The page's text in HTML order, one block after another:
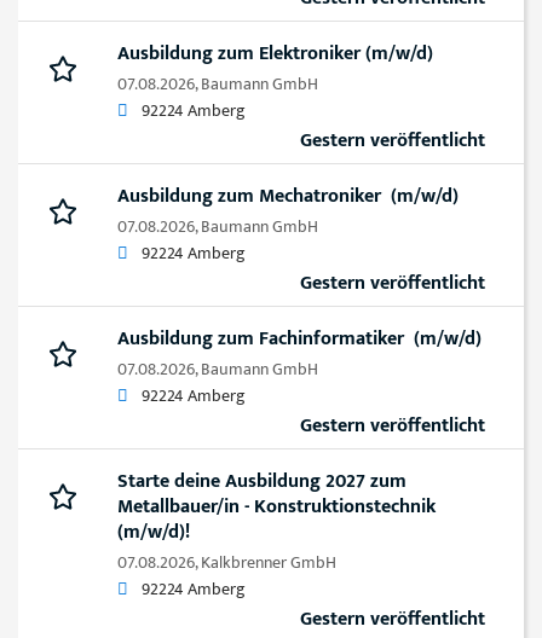
Ausbildung zum Elektroniker (m/w/d)
07.08.2026,Baumann GmbH
92224 Amberg
Gestern veröffentlicht
Ausbildung zum Mechatroniker (m/w/d)
07.08.2026,Baumann GmbH
92224 Amberg
Gestern veröffentlicht
Ausbildung zum Fachinformatiker (m/w/d)
07.08.2026,Baumann GmbH
92224 Amberg
Gestern veröffentlicht
Starte deine Ausbildung 2027 zum
Metallbauer/in - Konstruktionstechnik
(m/w/d)!
07.08.2026,Kalkbrenner GmbH
92224 Amberg
Gestern veröffentlicht